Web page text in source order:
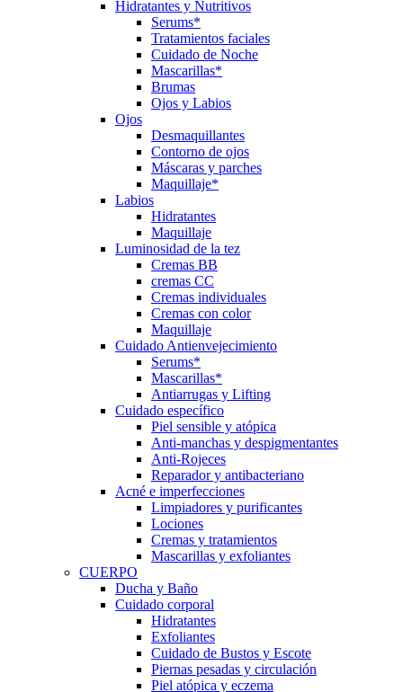
Hidratantes y Nutritivos
Serums*
Tratamientos faciales
Cuidado de Noche
Mascarillas*
Brumas
Ojos y Labios
Ojos
Desmaquillantes
Contorno de ojos
Máscaras y parches
Maquillaje*
Labios
Hidratantes
Maquillaje
Luminosidad de la tez
Cremas BB
cremas CC
Cremas individuales
Cremas con color
Maquillaje
Cuidado Antienvejecimiento
Serums*
Mascarillas*
Antiarrugas y Lifting
Cuidado específico
Piel sensible y atópica
Anti-manchas y despigmentantes
Anti-Rojeces
Reparador y antibacteriano
Acné e imperfecciones
Limpiadores y purificantes
Lociones
Cremas y tratamientos
Mascarillas y exfoliantes
CUERPO
Ducha y Baño
Cuidado corporal
Hidratantes
Exfoliantes
Cuidado de Bustos y Escote
Piernas pesadas y circulación
Piel atópica y eczema